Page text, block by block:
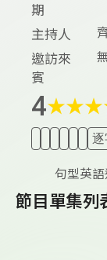
期
主持人
邀訪來
賓
4★★★
句型英語
節目單集列